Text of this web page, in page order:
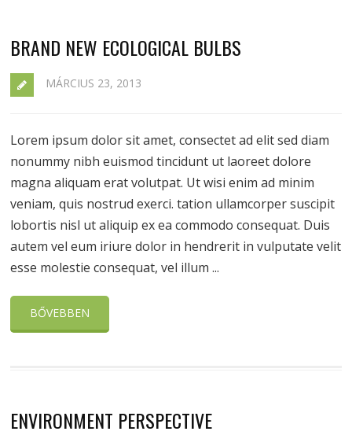
BRAND NEW ECOLOGICAL BULBS
MÁRCIUS 23, 2013
Lorem ipsum dolor sit amet, consectet ad elit sed diam
nonummy nibh euismod tincidunt ut laoreet dolore
magna aliquam erat volutpat. Ut wisi enim ad minim
veniam, quis nostrud exerci. tation ullamcorper suscipit
lobortis nisl ut aliquip ex ea commodo consequat. Duis
autem vel eum iriure dolor in hendrerit in vulputate velit
esse molestie consequat, vel illum ...
BŐVEBBEN
ENVIRONMENT PERSPECTIVE